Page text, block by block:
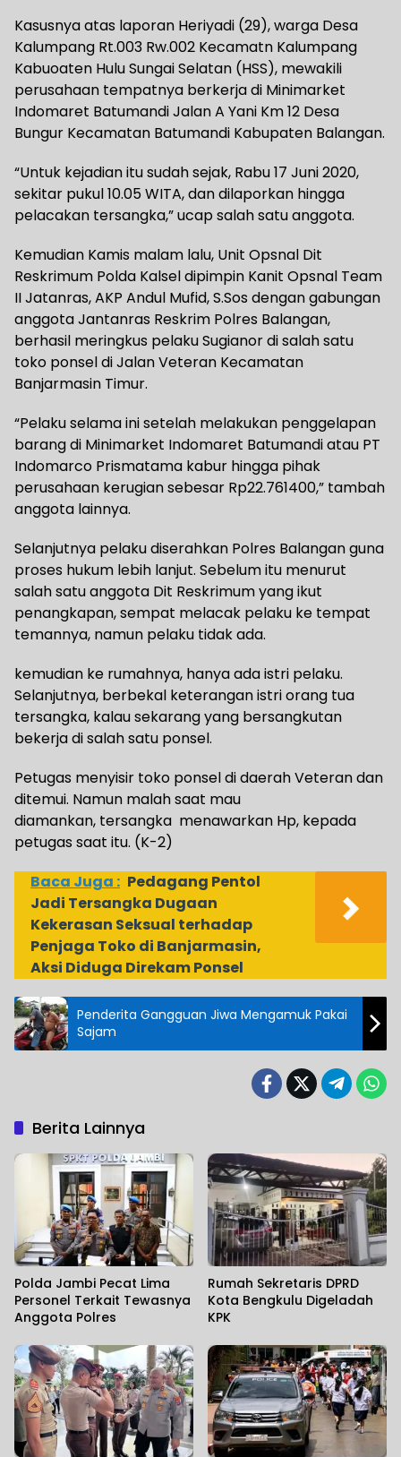
Kasusnya atas laporan Heriyadi (29), warga Desa
Kalumpang Rt.003 Rw.002 Kecamatn Kalumpang
Kabuoaten Hulu Sungai Selatan (HSS), mewakili
perusahaan tempatnya berkerja di Minimarket
Indomaret Batumandi Jalan A Yani Km 12 Desa
Bungur Kecamatan Batumandi Kabupaten Balangan.
“Untuk kejadian itu sudah sejak, Rabu 17 Juni 2020,
sekitar pukul 10.05 WITA, dan dilaporkan hingga
pelacakan tersangka,” ucap salah satu anggota.
Kemudian Kamis malam lalu, Unit Opsnal Dit
Reskrimum Polda Kalsel dipimpin Kanit Opsnal Team
II Jatanras, AKP Andul Mufid, S.Sos dengan gabungan
anggota Jantanras Reskrim Polres Balangan,
berhasil meringkus pelaku Sugianor di salah satu
toko ponsel di Jalan Veteran Kecamatan
Banjarmasin Timur.
“Pelaku selama ini setelah melakukan penggelapan
barang di Minimarket Indomaret Batumandi atau PT
Indomarco Prismatama kabur hingga pihak
perusahaan kerugian sebesar Rp22.761400,” tambah
anggota lainnya.
Selanjutnya pelaku diserahkan Polres Balangan guna
proses hukum lebih lanjut. Sebelum itu menurut
salah satu anggota Dit Reskrimum yang ikut
penangkapan, sempat melacak pelaku ke tempat
temannya, namun pelaku tidak ada.
kemudian ke rumahnya, hanya ada istri pelaku.
Selanjutnya, berbekal keterangan istri orang tua
tersangka, kalau sekarang yang bersangkutan
bekerja di salah satu ponsel.
Petugas menyisir toko ponsel di daerah Veteran dan
ditemui. Namun malah saat mau
diamankan, tersangka menawarkan Hp, kepada
petugas saat itu. (K-2)
Baca Juga : Pedagang Pentol
Jadi Tersangka Dugaan
Kekerasan Seksual terhadap
Penjaga Toko di Banjarmasin,
Aksi Diduga Direkam Ponsel
Penderita Gangguan Jiwa Mengamuk Pakai
Sajam
Berita Lainnya
Polda Jambi Pecat Lima
Personel Terkait Tewasnya
Anggota Polres
Rumah Sekretaris DPRD
Kota Bengkulu Digeladah
KPK